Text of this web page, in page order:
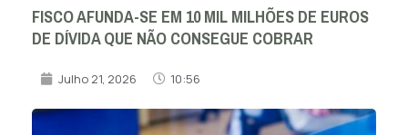
FISCO AFUNDA-SE EM 10 MIL MILHÕES DE EUROS
DE DÍVIDA QUE NÃO CONSEGUE COBRAR
Julho 21, 2026 10:56